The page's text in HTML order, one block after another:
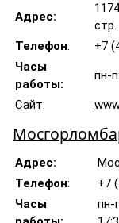
Адрес:
Телефон:
+7
Часы
работы:
пн-
Сайт:
Адрес:
Телефон:
+7
Часы
пн-